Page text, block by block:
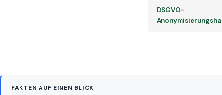
DSGVO-
FAKTEN AUF EINEN BLICK